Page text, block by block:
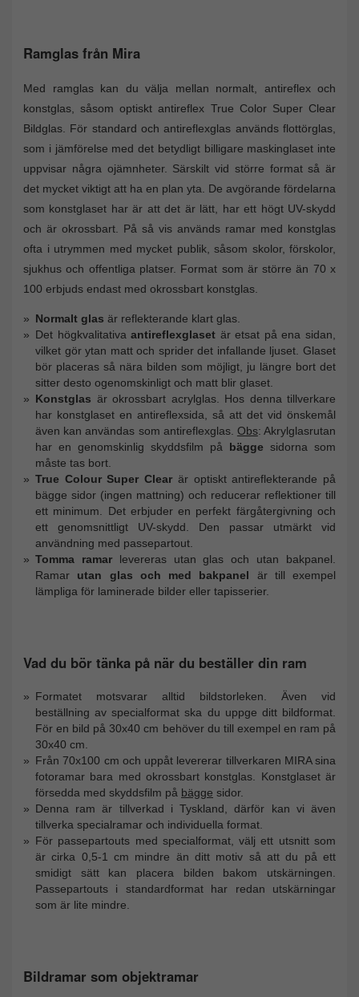
Ramglas från Mira
Med ramglas kan du välja mellan normalt, antireflex och
konstglas, såsom optiskt antireflex True Color Super Clear
Bildglas. För standard och antireflexglas används flottörglas,
som i jämförelse med det betydligt billigare maskinglaset inte
uppvisar några ojämnheter. Särskilt vid större format så är
det mycket viktigt att ha en plan yta. De avgörande fördelarna
som konstglaset har är att det är lätt, har ett högt UV-skydd
och är okrossbart. På så vis används ramar med konstglas
ofta i utrymmen med mycket publik, såsom skolor, förskolor,
sjukhus och offentliga platser. Format som är större än 70 x
100 erbjuds endast med okrossbart konstglas.
Normalt glas är reflekterande klart glas.
Det högkvalitativaantireflexglaset är etsat på ena sidan,
vilket gör ytan matt och sprider det infallande ljuset. Glaset
bör placeras så nära bilden som möjligt, ju längre bort det
sitter desto ogenomskinligt och matt blir glaset.
Konstglas är okrossbart acrylglas. Hos denna tillverkare
har konstglaset en antireflexsida, så att det vid önskemål
även kan användas som antireflexglas. Obs: Akrylglasrutan
har en genomskinlig skyddsfilm på bägge sidorna som
måste tas bort.
True Colour Super Clear är optiskt antireflekterande på
bägge sidor (ingen mattning) och reducerar reflektioner till
ett minimum. Det erbjuder en perfekt färgåtergivning och
ett genomsnittligt UV-skydd. Den passar utmärkt vid
användning med passepartout.
Tomma ramarlevereras utan glas och utan bakpanel.
Ramar utan glas och med bakpanel är till exempel
lämpliga för laminerade bilder eller tapisserier.
Vad du bör tänka på när du beställer din ram
Formatet motsvarar alltid bildstorleken. Även vid
beställning av specialformat ska du uppge ditt bildformat.
För en bild på 30x40 cm behöver du till exempel en ram på
30x40 cm.
Från 70x100 cm och uppåt levererar tillverkaren MIRA sina
fotoramar bara med okrossbart konstglas. Konstglaset är
försedda med skyddsfilm på bägge sidor.
Denna ram är tillverkad i Tyskland, därför kan vi även
tillverka specialramar och individuella format.
För passepartouts med specialformat, välj ett utsnitt som
är cirka 0,5-1 cm mindre än ditt motiv så att du på ett
smidigt sätt kan placera bilden bakom utskärningen.
Passepartouts i standardformat har redan utskärningar
som är lite mindre.
Bildramar som objektramar